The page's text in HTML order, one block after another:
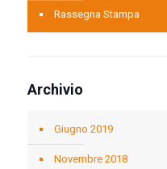
Rassegna Stampa
Archivio
Giugno 2019
Novembre 2018